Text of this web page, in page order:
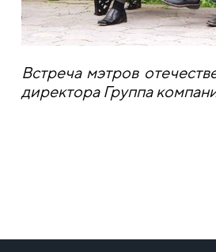
Встреча мэтров
директора Группа